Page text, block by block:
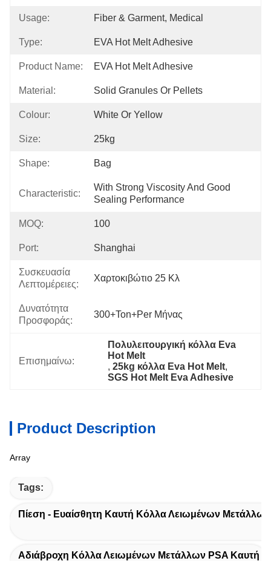
Usage: Fiber & Garment, Medical
Type: EVA Hot Melt Adhesive
Product Name: EVA Hot Melt Adhesive
Material: Solid Granules Or Pellets
Colour: White Or Yellow
Size: 25kg
Shape: Bag
Characteristic:
With Strong Viscosity And Good
Sealing Performance
MOQ: 100
Port: Shanghai
Συσκευασία
Λεπτομέρειες:
Χαρτοκιβώτιο 25 Κλ
Δυνατότητα
Προσφοράς:
300+Ton+per Μήνας
Επισημαίνω:
Πολυλειτουργική κόλλα Eva
Hot Melt
, 25kg κόλλα Eva Hot Melt,
SGS Hot Melt Eva Adhesive
Product Description
Array
Tags:
Πίεση - Ευαίσθητη Καυτή Κόλλα Λειωμένων Μετάλλων
Αδιάβροχη Κόλλα Λειωμένων Μετάλλων PSA Καυτή